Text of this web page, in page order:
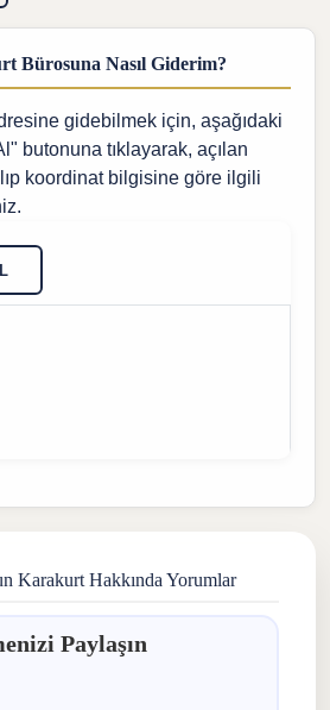
Bürosuna Nasıl Giderim?
gidebilmek için, aşağıdaki
butonuna tıklayarak, açılan
koordinat bilgisine göre ilgili
Karakurt Hakkında Yorumlar
Paylaşın